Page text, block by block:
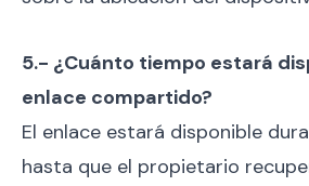
5.- ¿Cuánto tiempo estará
enlace compartido?
El enlace estará disponible
hasta que el propietario